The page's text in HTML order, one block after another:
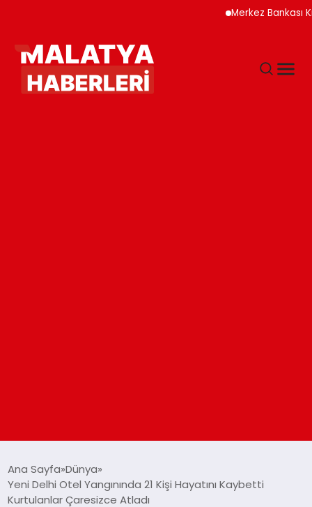
Merkez Bankası Kripto
GÜNDEM
Ana Sayfa Dünya
Yeni Delhi Otel Yangınında 21 Kişi Hayatını Kaybetti
Kurtulanlar Çaresizce Atladı